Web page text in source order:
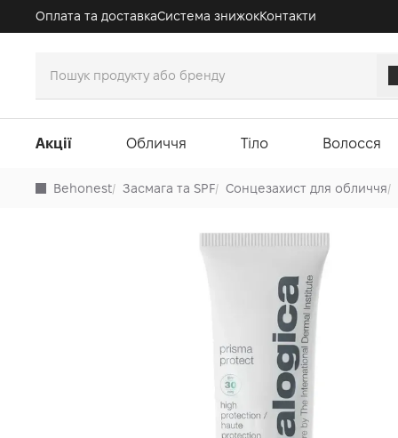
Оплата та доставкаСистема знижокКонтакти
Акції Обличчя Тіло Волосся
Behonest/ Засмага та SPF/ Сонцезахист для обличчя/